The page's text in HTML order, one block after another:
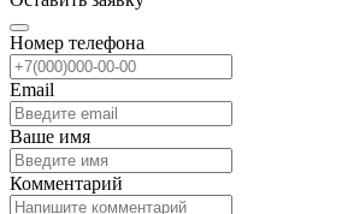
Номер телефона
Email
Ваше имя
Комментарий